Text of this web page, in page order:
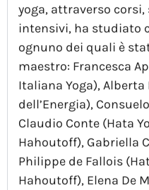
yoga, attraverso
intensivi, ha studiato
ognuno dei quali è
maestro: Francesca
Italiana Yoga), Alberta
dell’Energia),
Claudio Conte (Hata
Hahoutoff), Gabriella
Philippe de Fallois
Hahoutoff), Elena De